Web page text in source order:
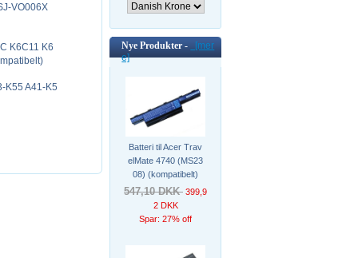
VO006X
K6C11 K6
K55 A41-K5
Nye Produkter -
[mer
e]
Batteri til Acer Trav
elMate 4740 (MS23
08) (kompatibelt)
547,10 DKK 399,9
2 DKK
Spar: 27% off